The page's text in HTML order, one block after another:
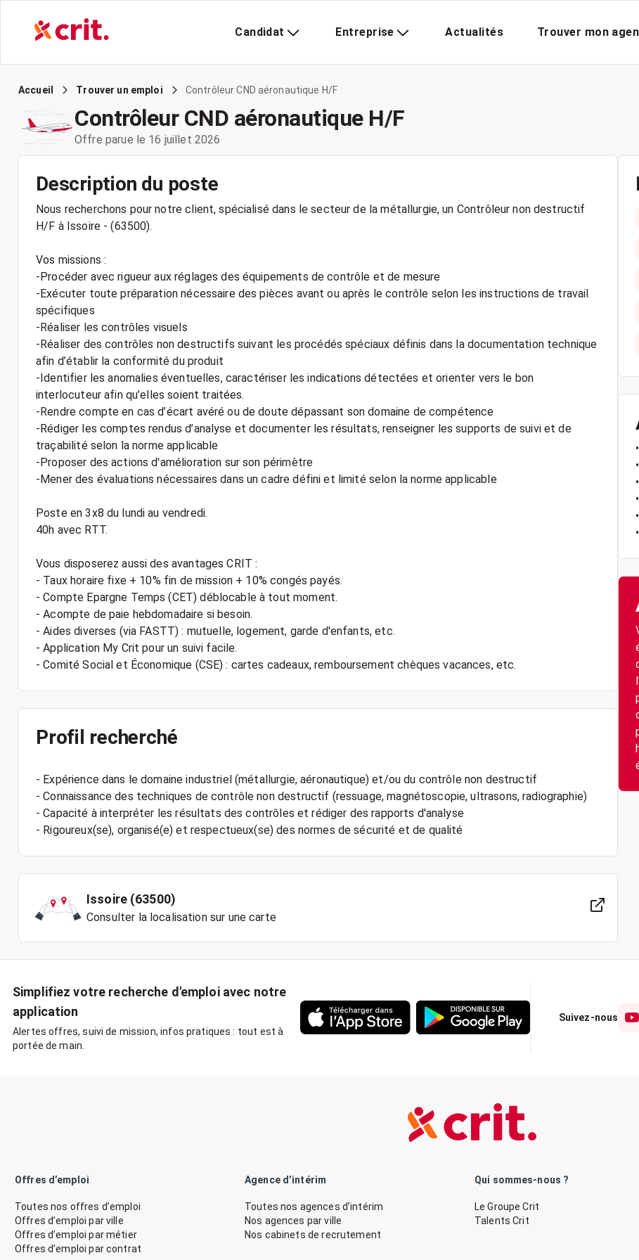
Candidat Entreprise Actualités Trouver mon
Accueil Trouver un emploi Contrôleur CND aéronautique H/F
Contrôleur CND aéronautique H/F
Offre parue le 16 juillet 2026
Description du poste
Nous recherchons pour notre client, spécialisé dans le secteur de la métallurgie, un Contrôleur non destructif
H/F à Issoire - (63500).
Vos missions :
-Procéder avec rigueur aux réglages des équipements de contrôle et de mesure
-Exécuter toute préparation nécessaire des pièces avant ou après le contrôle selon les instructions de travail
spécifiques
-Réaliser les contrôles visuels
-Réaliser des contrôles non destructifs suivant les procédés spéciaux définis dans la documentation technique
afin d’établir la conformité du produit
-Identifier les anomalies éventuelles, caractériser les indications détectées et orienter vers le bon
interlocuteur afin qu’elles soient traitées.
-Rendre compte en cas d’écart avéré ou de doute dépassant son domaine de compétence
-Rédiger les comptes rendus d’analyse et documenter les résultats, renseigner les supports de suivi et de
traçabilité selon la norme applicable
-Proposer des actions d'amélioration sur son périmètre
-Mener des évaluations nécessaires dans un cadre défini et limité selon la norme applicable
Poste en 3x8 du lundi au vendredi.
40h avec RTT.
Vous disposerez aussi des avantages CRIT :
- Taux horaire fixe + 10% fin de mission + 10% congés payés.
- Compte Epargne Temps (CET) déblocable à tout moment.
- Acompte de paie hebdomadaire si besoin.
- Aides diverses (via FASTT) : mutuelle, logement, garde d'enfants, etc.
- Application My Crit pour un suivi facile.
Profil recherché
- Expérience dans le domaine industriel (métallurgie, aéronautique) et/ou du contrôle non destructif
- Connaissance des techniques de contrôle non destructif (ressuage, magnétoscopie, ultrasons, radiographie)
- Capacité à interpréter les résultats des contrôles et rédiger des rapports d'analyse
Issoire (63500)
Consulter la localisation sur une carte
Simplifiez votre recherche d'emploi avec notre
application
Alertes offres, suivi de mission, infos pratiques : tout est à
portée de main.
Suivez-nous
Offres d’emploi
Toutes nos offres d’emploi
Offres d’emploi par ville
Offres d’emploi par métier
Offres d’emploi par contrat
Agence d’intérim
Toutes nos agences d’intérim
Nos agences par ville
Nos cabinets de recrutement
Qui sommes-nous ?
Le Groupe Crit
Talents Crit